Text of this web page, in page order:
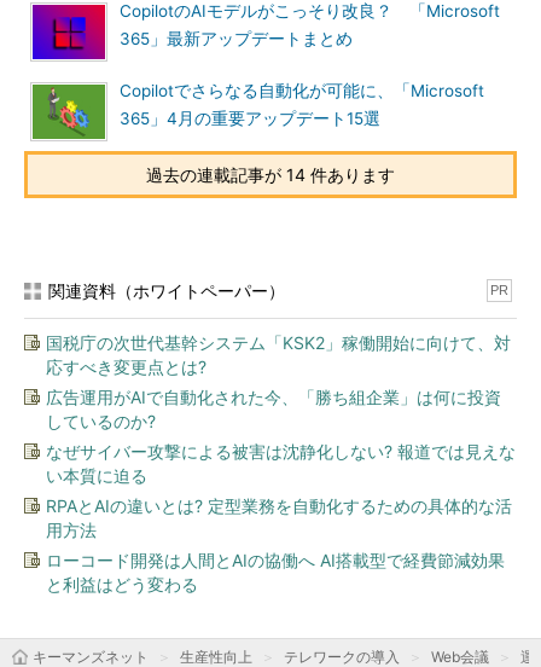
CopilotのAIモデルがこっそり改良？ 「Microsoft
365」最新アップデートまとめ
Copilotでさらなる自動化が可能に、「Microsoft
365」4月の重要アップデート15選
過去の連載記事が 14 件あります
関連資料（ホワイトペーパー） PR
国税庁の次世代基幹システム「KSK2」稼働開始に向けて、対
応すべき変更点とは?
広告運用がAIで自動化された今、「勝ち組企業」は何に投資
しているのか?
なぜサイバー攻撃による被害は沈静化しない? 報道では見えな
い本質に迫る
RPAとAIの違いとは? 定型業務を自動化するための具体的な活
用方法
ローコード開発は人間とAIの協働へ AI搭載型で経費節減効果
と利益はどう変わる
キーマンズネット 生産性向上 テレワークの導入 Web会議
運